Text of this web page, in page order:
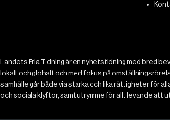
Landets Fria Tidning är en nyhetstidning med bred
lokalt och globalt och med fokus på
samhälle går både via starka och lika rättigheter för
och sociala klyftor, samt utrymme för allt levande att